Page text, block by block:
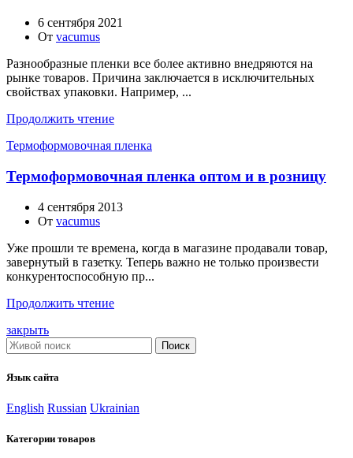
6 сентября 2021
От vacumus
Разнообразные пленки все более активно внедряются на
рынке товаров. Причина заключается в исключительных
свойствах упаковки. Например, ...
Продолжить чтение
Термоформовочная пленка
Термоформовочная пленка оптом и в розницу
4 сентября 2013
От vacumus
Уже прошли те времена, когда в магазине продавали товар,
завернутый в газетку. Теперь важно не только произвести
конкурентоспособную пр...
Продолжить чтение
закрыть
Поиск
Язык сайта
English Russian Ukrainian
Категории товаров